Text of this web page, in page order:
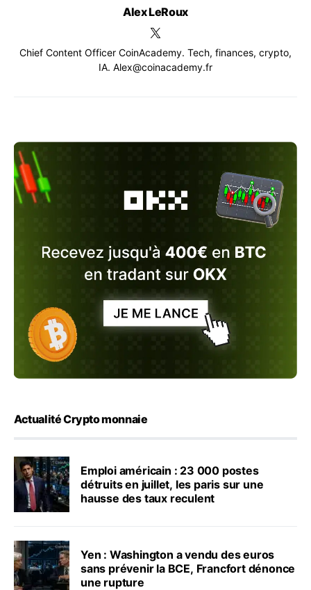
Alex LeRoux
Chief Content Officer CoinAcademy. Tech, finances, crypto,
IA. Alex@coinacademy.fr
Actualité Crypto monnaie
Emploi américain : 23 000 postes
détruits en juillet, les paris sur une
hausse des taux reculent
Yen : Washington a vendu des euros
sans prévenir la BCE, Francfort dénonce
une rupture